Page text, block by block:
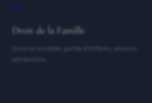
⚖️
Droit de la Famille